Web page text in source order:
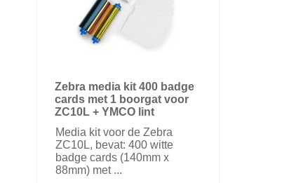
Zebra media kit 400 badge
cards met 1 boorgat voor
ZC10L + YMCO lint
Media kit voor de Zebra
ZC10L, bevat: 400 witte
badge cards (140mm x
88mm) met ...